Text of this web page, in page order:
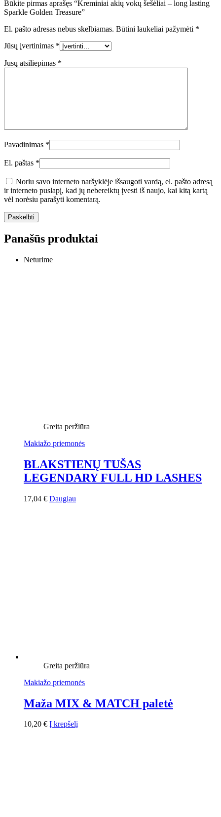
Būkite pirmas aprašęs “Kreminiai akių vokų šešėliai – long lasting
Sparkle Golden Treasure”
El. pašto adresas nebus skelbiamas. Būtini laukeliai pažymėti *
Jūsų įvertinimas *
Jūsų atsiliepimas *
Pavadinimas *
El. paštas *
Noriu savo interneto naršyklėje išsaugoti vardą, el. pašto adresą
ir interneto puslapį, kad jų nebereiktų įvesti iš naujo, kai kitą kartą
vėl norėsiu parašyti komentarą.
Panašūs produktai
Neturime
Greita peržiūra
Makiažo priemonės
BLAKSTIENŲ TUŠAS
LEGENDARY FULL HD LASHES
17,04 € Daugiau
Greita peržiūra
Makiažo priemonės
Maža MIX & MATCH paletė
10,20 € Į krepšelį